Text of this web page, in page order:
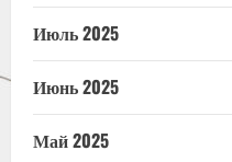
Июль 2025
Июнь 2025
Май 2025